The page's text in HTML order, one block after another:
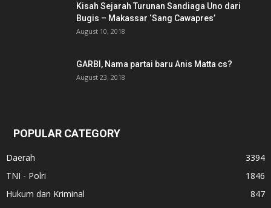
Kisah Sejarah Turunan Sandiaga Uno dari
Bugis – Makassar ‘Sang Cawapres’
August 10, 2018
GARBI, Nama partai baru Anis Matta cs?
August 23, 2018
POPULAR CATEGORY
Daerah
3394
TNI - Polri
1846
Hukum dan Kriminal
847